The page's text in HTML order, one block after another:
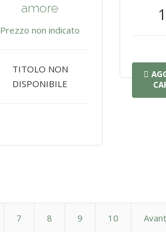
amore
Prezzo non indicato
TITOLO NON
DISPONIBILE
7 8 9 10